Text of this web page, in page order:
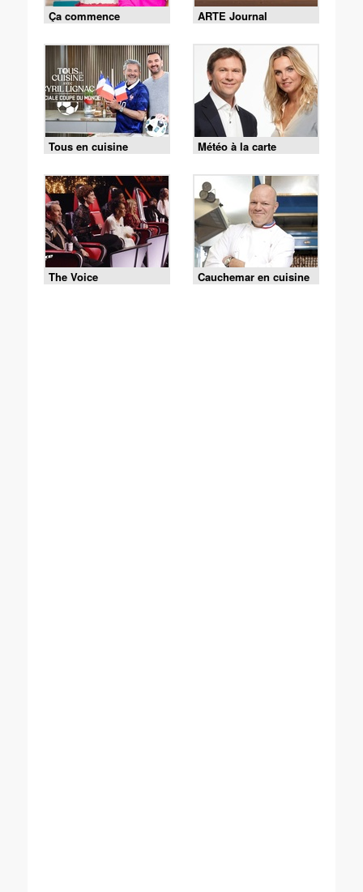
Ça commence
aujourd'hui
ARTE Journal
Tous en cuisine Météo à la carte
The Voice Cauchemar en cuisine